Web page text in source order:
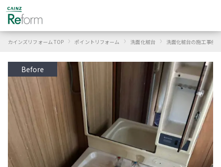
カインズリフォーム TOP › ポイントリフォーム › 洗面化粧台 › 洗面化粧台の施工事例
Before